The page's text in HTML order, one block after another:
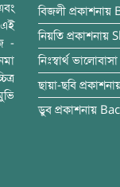
-
বিজলী প্রকাশনায়
নিয়তি প্রকাশনায়
নিঃস্বার্থ ভালোবাসা
ছায়া-ছবি
ডুব প্রকাশনায়